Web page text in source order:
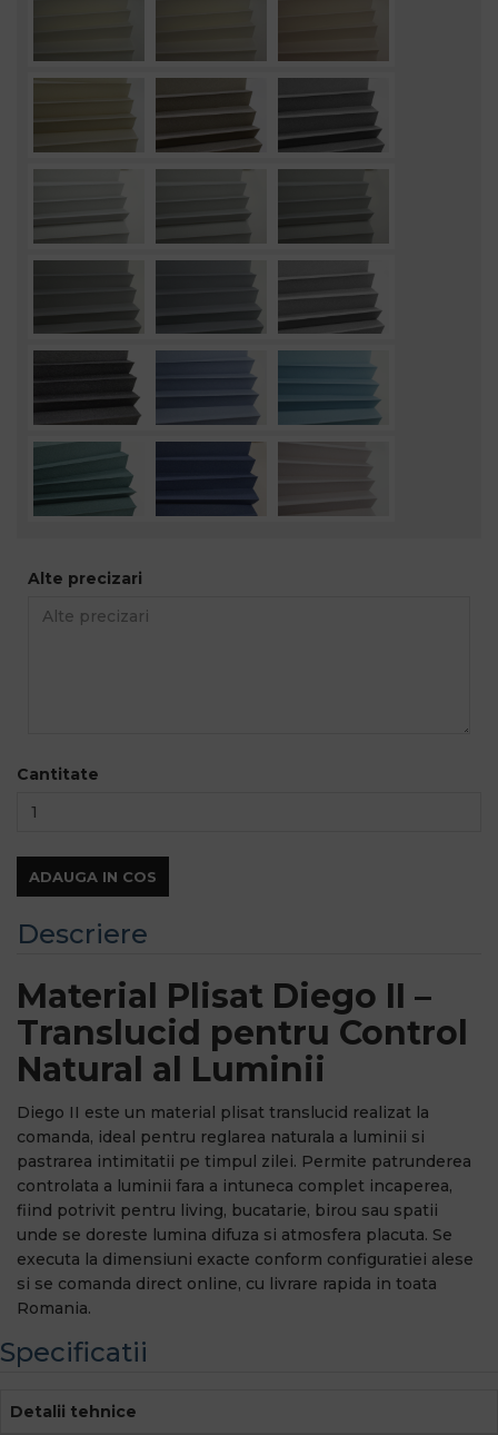
Cantitate
ADAUGA IN COS
Alte precizari
Descriere
Material Plisat Diego II –
Translucid pentru Control
Natural al Luminii
Diego II este un material plisat translucid realizat la
comanda, ideal pentru reglarea naturala a luminii si
pastrarea intimitatii pe timpul zilei. Permite patrunderea
controlata a luminii fara a intuneca complet incaperea,
fiind potrivit pentru living, bucatarie, birou sau spatii
unde se doreste lumina difuza si atmosfera placuta. Se
executa la dimensiuni exacte conform configuratiei alese
si se comanda direct online, cu livrare rapida in toata
Romania.
Specificatii
Detalii tehnice